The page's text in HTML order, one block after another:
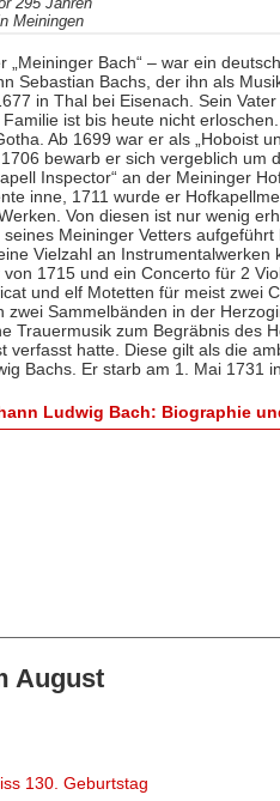
Meiningen
„Meininger Bach“ – war ein
Sebastian Bachs, der ihn als
in Thal bei Eisenach. Sein
ist bis heute nicht
Ab 1699 war er als „Hoboist
bewarb er sich vergeblich um
Inspector“ an der Meininger
inne, 1711 wurde er
Von diesen ist nur wenig
Meininger Vetters
Vielzahl an
1715 und ein Concerto für 2
und elf Motetten für meist zwei
Sammelbänden in der
Trauermusik zum Begräbnis des
verfasst hatte. Diese gilt als die
Bachs. Er starb am 1. Mai 1731
Ludwig Bach: Biographie
August
130. Geburtstag